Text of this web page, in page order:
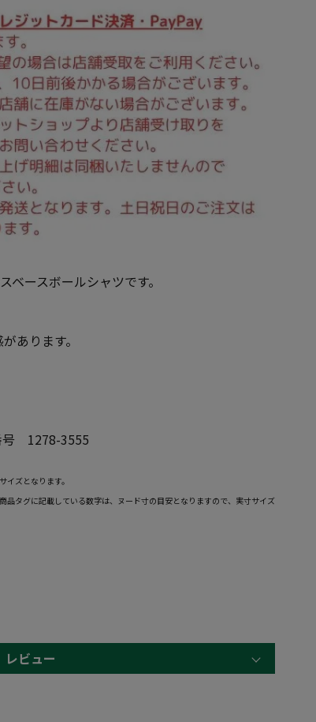
ベースボールシャツです。
あります。
号 1278-3555
ズとなります。
品タグに記載している数字は、ヌード寸の目安となりますので、実寸サイズ
レビュー